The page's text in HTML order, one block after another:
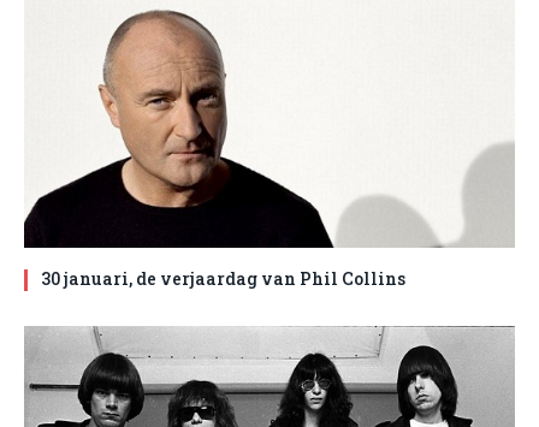
30 januari, de verjaardag van Phil Collins